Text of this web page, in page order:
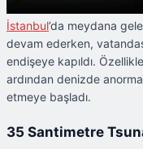
İstanbul’da meydana
devam ederken,
endişeye kapıldı.
ardından denizde
etmeye başladı.
35 Santimetre